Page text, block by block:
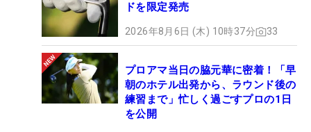
ドを限定発売
2026年8月6日 (木) 10時37分 33
プロアマ当日の脇元華に密着！「早
朝のホテル出発から、ラウンド後の
練習まで」忙しく過ごすプロの1日
を公開